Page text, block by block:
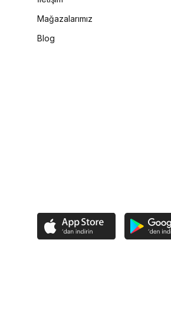
Mağazalarımız
Blog